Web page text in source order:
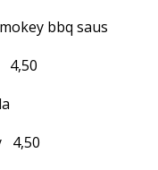
bbq saus
4,50
4,50